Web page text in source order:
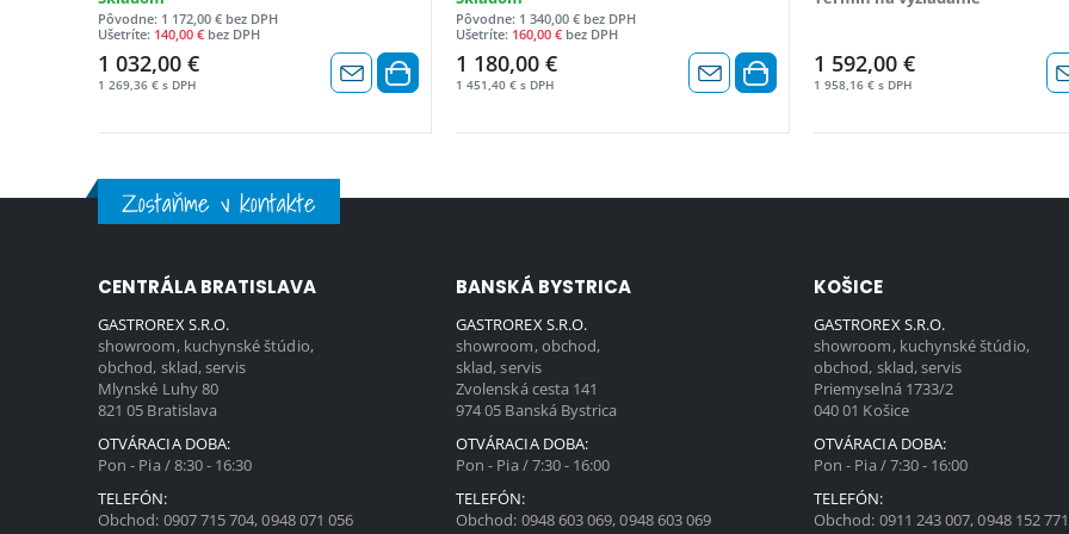
Pôvodne: 1 172,00 € bez DPH
Ušetríte: 140,00 € bez DPH
1 032,00 €
1 269,36 € s DPH
Pôvodne: 1 340,00 € bez DPH
Ušetríte: 160,00 € bez DPH
1 180,00 €
1 451,40 € s DPH
1 592,00 €
1 958,16 € s DPH
Zostaňme v kontakte
CENTRÁLA BRATISLAVA
GASTROREX S.R.O.
showroom, kuchynské štúdio,
obchod, sklad, servis
Mlynské Luhy 80
821 05 Bratislava
OTVÁRACIA DOBA:
Pon - Pia / 8:30 - 16:30
TELEFÓN:
Obchod: 0907 715 704,0948 071 056
BANSKÁ BYSTRICA
GASTROREX S.R.O.
showroom, obchod,
sklad, servis
Zvolenská cesta 141
974 05 Banská Bystrica
OTVÁRACIA DOBA:
Pon - Pia / 7:30 - 16:00
TELEFÓN:
Obchod: 0948 603 069,0948 603 069
KOŠICE
GASTROREX S.R.O.
showroom, kuchynské štúdio,
obchod, sklad, servis
Priemyselná 1733/2
040 01 Košice
OTVÁRACIA DOBA:
Pon - Pia / 7:30 - 16:00
TELEFÓN:
Obchod: 0911 243 007,0948 152 771